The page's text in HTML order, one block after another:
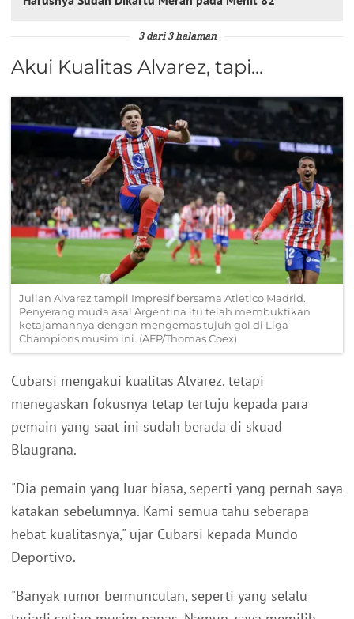
3 dari 3 halaman
Akui Kualitas Alvarez, tapi...
Julian Alvarez tampil Impresif bersama Atletico Madrid.
Penyerang muda asal Argentina itu telah membuktikan
ketajamannya dengan mengemas tujuh gol di Liga
Champions musim ini. (AFP/Thomas Coex)
Cubarsi mengakui kualitas Alvarez, tetapi
menegaskan fokusnya tetap tertuju kepada para
pemain yang saat ini sudah berada di skuad
Blaugrana.
"Dia pemain yang luar biasa, seperti yang pernah saya
katakan sebelumnya. Kami semua tahu seberapa
hebat kualitasnya," ujar Cubarsi kepada Mundo
Deportivo.
"Banyak rumor bermunculan, seperti yang selalu